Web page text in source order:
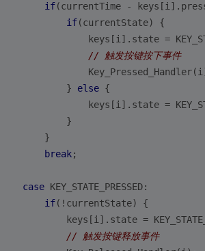
if(currentTime -
if(currentState) {
keys[i].state =
// 触发按键按下事件
}
else {
keys[i].state =
}
}
break;
case KEY_STATE_PRESSED:
if(!currentState) {
keys[i].state =
// 触发按键释放事件